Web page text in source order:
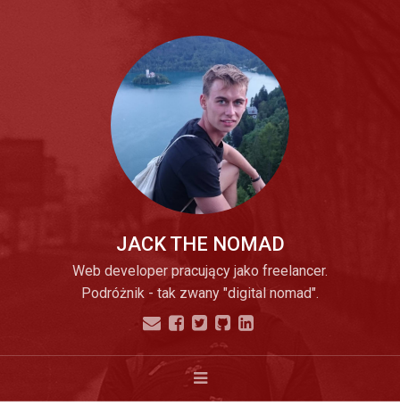
JACK THE NOMAD
Web developer pracujący jako freelancer.
Podróżnik - tak zwany "digital nomad".